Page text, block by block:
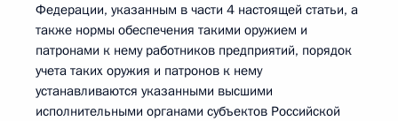
Федерации, указанным в части 4 настоящей статьи, а
также нормы обеспечения такими оружием и
патронами к нему работников предприятий, порядок
учета таких оружия и патронов к нему
устанавливаются указанными высшими
исполнительными органами субъектов Российской